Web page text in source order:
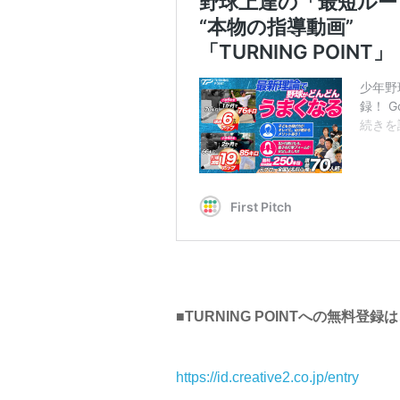
■TURNING POINTへの無料登録
https://id.creative2.co.jp/entry